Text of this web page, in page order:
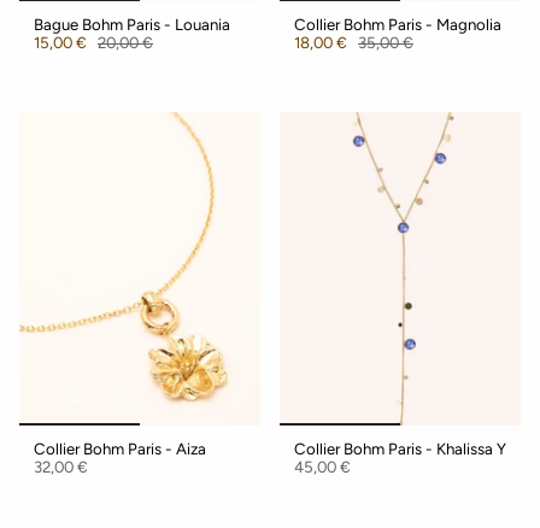
Bague Bohm Paris - Louania
15,00 €
20,00 €
Collier Bohm Paris - Magnolia
18,00 €
35,00 €
Collier Bohm Paris - Aiza
32,00 €
Collier Bohm Paris - Khalissa Y
45,00 €